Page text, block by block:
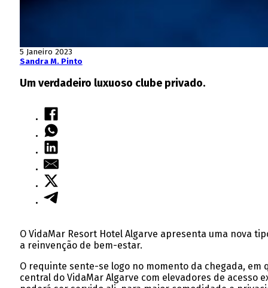
5 Janeiro 2023
Sandra M. Pinto
Um verdadeiro luxuoso clube privado.
O VidaMar Resort Hotel Algarve apresenta uma nova
a reinvenção de bem-estar.
O requinte sente-se logo no momento da chegada,
central do VidaMar Algarve com elevadores de